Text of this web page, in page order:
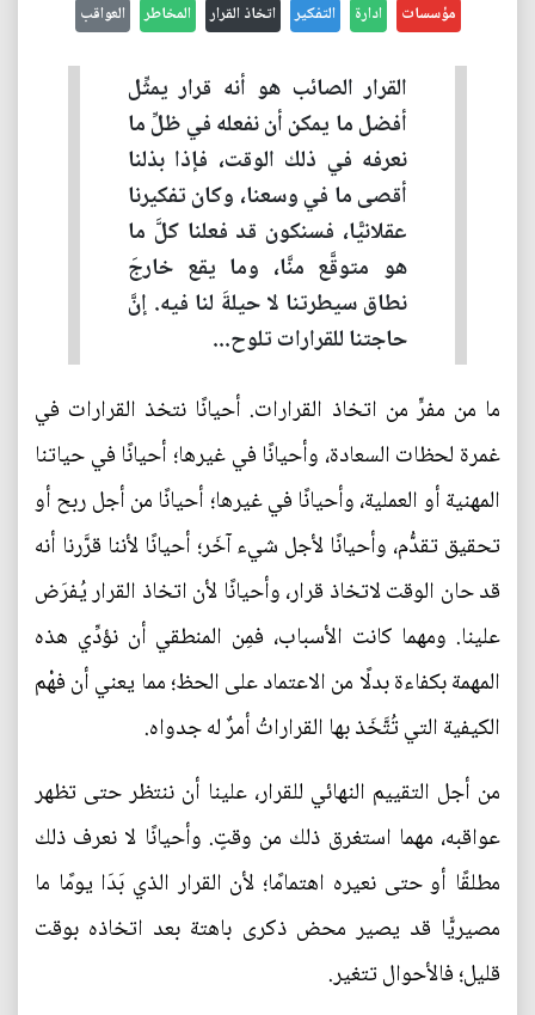
مؤسسات ادارة التفكير اتخاذ القرار المخاطر العواقب
القرار الصائب هو أنه قرار يمثِّل
أفضل ما يمكن أن نفعله في ظلِّ ما
نعرفه في ذلك الوقت، فإذا بذلنا
أقصى ما في وسعنا، وكان تفكيرنا
عقلانيًّا، فسنكون قد فعلنا كلَّ ما
هو متوقَّع منَّا، وما يقع خارجَ
نطاق سيطرتنا لا حيلةَ لنا فيه. إنَّ
حاجتنا للقرارات تلوح...
ما من مفرٍّ من اتخاذ القرارات. أحيانًا نتخذ القرارات في
غمرة لحظات السعادة، وأحيانًا في غيرها؛ أحيانًا في حياتنا
المهنية أو العملية، وأحيانًا في غيرها؛ أحيانًا من أجل ربح أو
تحقيق تقدُّم، وأحيانًا لأجل شيء آخَر؛ أحيانًا لأننا قرَّرنا أنه
قد حان الوقت لاتخاذ قرار، وأحيانًا لأن اتخاذ القرار يُفرَض
علينا. ومهما كانت الأسباب، فمِن المنطقي أن نؤدِّي هذه
المهمة بكفاءة بدلًا من الاعتماد على الحظ؛ مما يعني أن فهْم
الكيفية التي تُتَّخَذ بها القراراتُ أمرٌ له جدواه.
من أجل التقييم النهائي للقرار، علينا أن ننتظر حتى تظهر
عواقبه، مهما استغرق ذلك من وقتٍ. وأحيانًا لا نعرف ذلك
مطلقًا أو حتى نعيره اهتمامًا؛ لأن القرار الذي بَدَا يومًا ما
مصيريًّا قد يصير محض ذكرى باهتة بعد اتخاذه بوقت
قليل؛ فالأحوال تتغير.